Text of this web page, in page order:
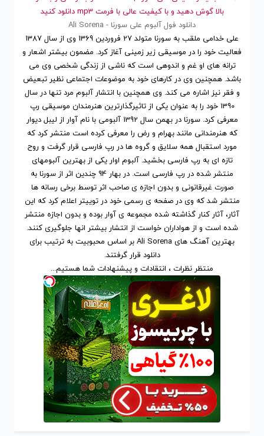
بالا گوش دهید و با کیفیت عالی با فرمت mp3 دانلود کنید
دانلود فول آلبوم علی سورنا - Ali Sorena
علی خدامی ملقب به سورنا متولد 27 فروردین 1369 وی از سال 1387
فعالیت خود را در موسیقی زیر زمینی آغاز کرد. مضمون بیشتر اشعار و
ترانه های او غم و اندوهی است که ناشی از زندگی شخصی وی می
باشد. همچنین وی در کارهای خود به موضوعات اجتماعی نظیر تبعیض
و فقر نیز اشاره می کند. وی همچنین با انتشار آلبوم مرد تنها در سال
1390 خود را به عنوان یکی از تاثیرگذارترین هنرمندان موسیقی رپ
معرفی کرد. سورنا در بهمن سال 1392 آلبومی با نام آوار از لیبل دیوار
که هنرمندانی مانند بهرام و رض را معرفی کرده است منتشر کرد که
مورد استقبال همه سلایق و گروه ها در رپ فارسی قرار گرفت و روح
تازه ای به رپ فارسی بخشید. آلبوم اوار یکی از بهترین آلبومهای
منتشر شده در رپ فارسی است. در بهار 94 چندین اثر از سورنا به
صورت غیرقانونی و بدون اجازه ی صاحب اثر توسط برخی رسانه ها
منتشر شد که وی در صفحه ی رسمی خود در توییتر اعلام کرد که این
آثار، آثار کنار گذاشته شده مجموعه ی آوار بوده و بدون اجازه منتشر
شده است و از هواداران خواست از انتشار بیشتر انها جلوگیری کنند.
بهترین آهنگ های Ali Sorena
بر اساس محبوبیتبه ترتیب برای
دانلود قرار گرفتند.
منتظر نظرات ، انتقادات و پیشنهادات شما هستیم...